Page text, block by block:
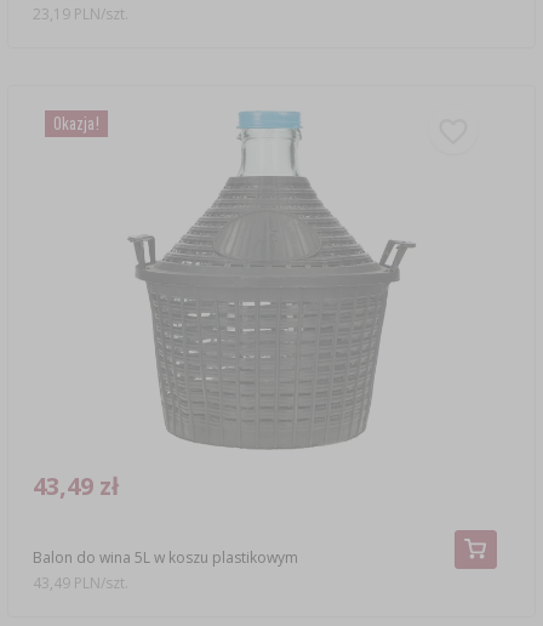
23,19 PLN/szt.
Okazja!
Balon do wina 5L w koszu plastikowym
43,49 zł
43,49 PLN/szt.